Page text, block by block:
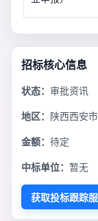
招标核心信息
状态： 审批资讯
地区： 陕西西安市
金额： 待定
中标单位： 暂无
获取投标跟踪